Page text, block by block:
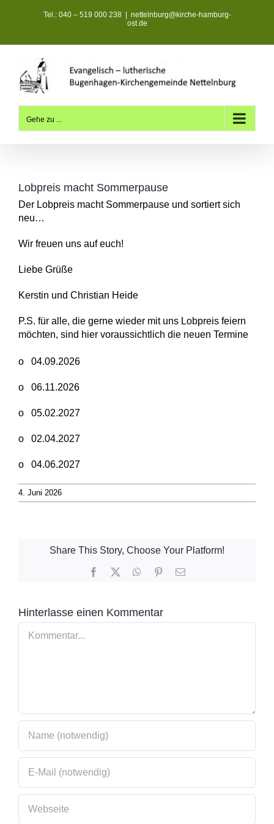
Tel.: 040 – 519 000 238
nettelnburg@kirche-hamburg-
ost.de
Gehe zu ...
Lobpreis macht Sommerpause
Der Lobpreis macht Sommerpause und sortiert sich
neu…
Wir freuen uns auf euch!
Liebe Grüße
Kerstin und Christian Heide
P.S. für alle, die gerne wieder mit uns Lobpreis feiern
möchten, sind hier voraussichtlich die neuen Termine
o 04.09.2026
o 06.11.2026
o 05.02.2027
o 02.04.2027
o 04.06.2027
4. Juni 2026
Share This Story, Choose Your Platform!
Facebook WhatsApp
Pinterest
E-
Hinterlasse einen Kommentar